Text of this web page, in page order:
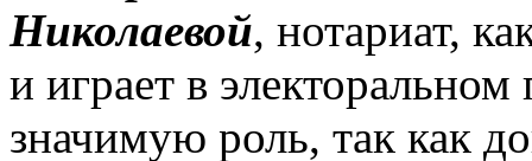
Николаевой, нотариат,
и играет в
значимую роль, так как